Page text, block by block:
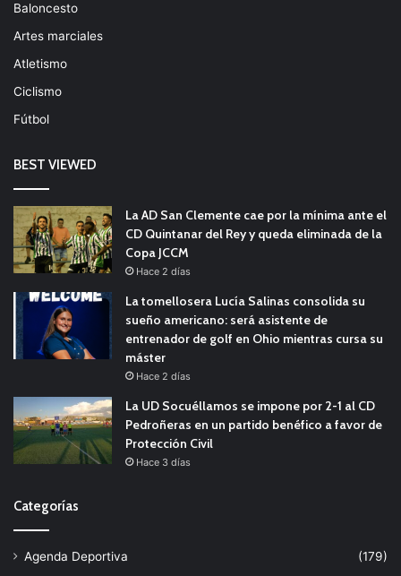
Baloncesto
Artes marciales
Atletismo
Ciclismo
Fútbol
BEST VIEWED
La AD San Clemente cae por la mínima ante el
CD Quintanar del Rey y queda eliminada de la
Copa JCCM
Hace 2 días
La tomellosera Lucía Salinas consolida su
sueño americano: será asistente de
entrenador de golf en Ohio mientras cursa su
máster
Hace 2 días
La UD Socuéllamos se impone por 2-1 al CD
Pedroñeras en un partido benéfico a favor de
Protección Civil
Hace 3 días
Categorías
Agenda Deportiva
(179)